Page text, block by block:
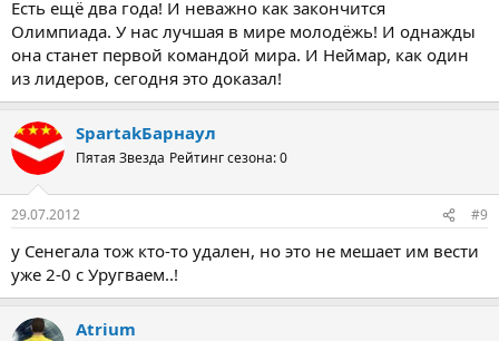
Есть ещё два года! И неважно как закончится
Олимпиада. У нас лучшая в мире молодёжь! И однажды
она станет первой командой мира. И Неймар, как один
из лидеров, сегодня это доказал!
SpartakБарнаул
Пятая Звезда Рейтинг сезона: 0
29.07.2012 #9
у Сенегала тож кто-то удален, но это не мешает им вести
уже 2-0 с Уругваем..!
Atrium